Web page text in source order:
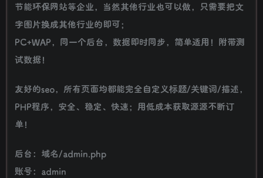
节能环保网站等企业，当然其他行业也可以做，只需要把文
字图片换成其他行业的即可；
PC+WAP，同一个后台，数据即时同步，简单适用！附带测
试数据！
友好的seo，所有页面均都能完全自定义标题/关键词/描述，
PHP程序，安全、稳定、快速；用低成本获取源源不断订
单！
后台：域名/admin.php
账号：admin